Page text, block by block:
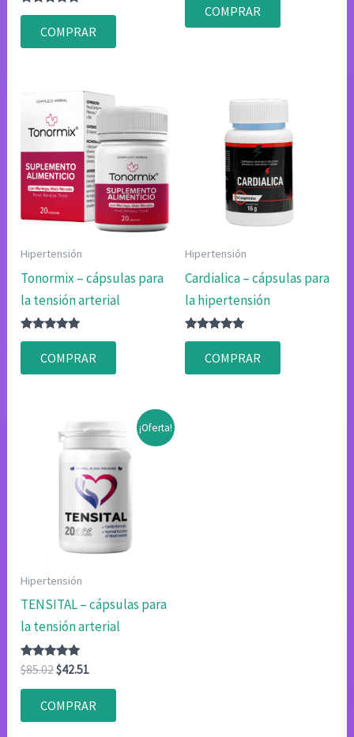
Valorado
4.80
de 5
COMPRAR
4.80
de 5
COMPRAR
Hipertensión
Tonormix – cápsulas para
la tensión arterial
Valorado
4.83
de 5
COMPRAR
Hipertensión
Cardialica – cápsulas para
la hipertensión
Valorado
4.83
de 5
COMPRAR
¡Oferta!
Hipertensión
TENSITAL – cápsulas para
la tensión arterial
Valorado
con
4.83
de 5
$85.02El
original
era:
$42.51
actual
es:
COMPRAR